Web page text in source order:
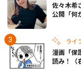
佐々木希
公開「何
ライ
漫画「保
読み！（